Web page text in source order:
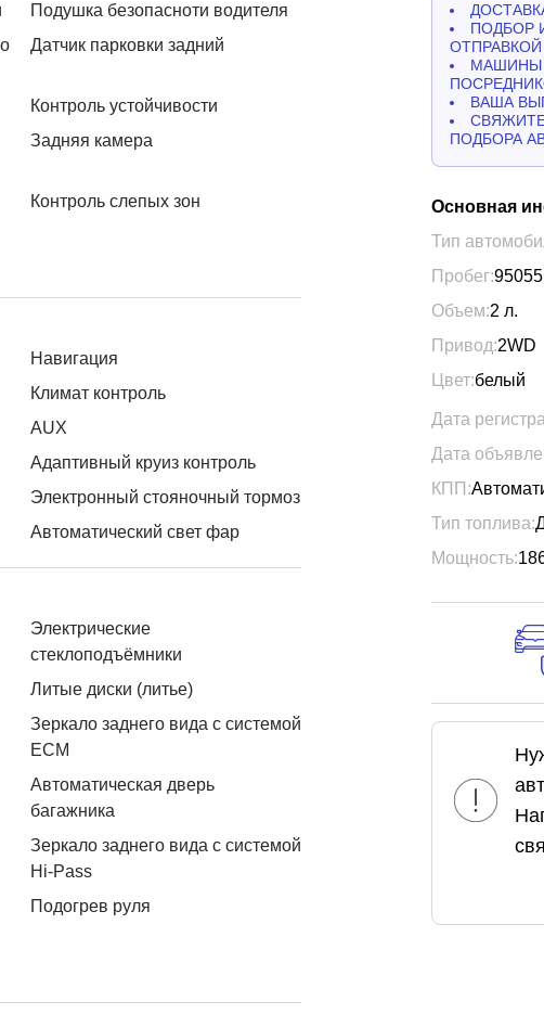
Подушка безопасноти водителя
Датчик парковки задний
Контроль устойчивости
Задняя камера
Контроль слепых зон
Навигация
Климат контроль
AUX
Адаптивный круиз контроль
Электронный стояночный тормоз
Автоматический свет фар
Электрические
стеклоподъёмники
Литые диски (литье)
Зеркало заднего вида с системой
ЕСМ
Автоматическая дверь
багажника
Зеркало заднего вида с системой
Hi-Pass
Подогрев руля
ПОДБОР
ОТПРАВКОЙ
МАШИНЫ
ВАША
ПОДБОРА
Основная
Тип
Пробег:95055
Объем:2 л.
Привод:2WD
Цвет:белый
Дата
Дата
КПП:
Тип топлива:
Мощность: